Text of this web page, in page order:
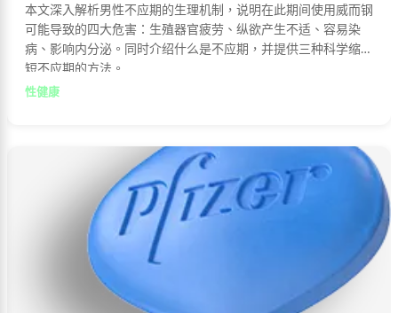
本文深入解析男性不应期的生理机制，说明在此期间使用威而钢
可能导致的四大危害：生殖器官疲劳、纵欲产生不适、容易染
病、影响内分泌。同时介绍什么是不应期，并提供三种科学缩短
短不应期的方法。
性健康